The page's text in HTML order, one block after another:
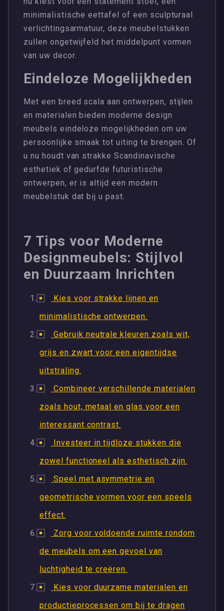
minimalistische eettafel of een sculpturaal
verlichtingsarmatuur, deze meubelstukken
zullen ongetwijfeld het middelpunt vormen
van uw decor.
Eindeloze Mogelijkheden
Met een breed scala aan ontwerpen, stijlen
en materialen bieden moderne design
meubels eindeloze mogelijkheden om uw
persoonlijke smaak tot uiting te brengen. Of
u nu houdt van strakke Scandinavische
esthetiek of gedurfde futuristische
ontwerpen, er is altijd een modern
meubelstuk dat bij u past.
7 Tips voor Moderne
Designmeubels: Stijlvol
en Duurzaam Inrichten
Kies voor strakke lijnen en
minimalistische ontwerpen.
Gebruik neutrale kleuren zoals wit,
grijs en zwart voor een eigentijdse
uitstraling.
Combineer verschillende materialen
zoals hout, metaal en glas voor een
interessant contrast.
Investeer in tijdloze stukken die
zowel functioneel als esthetisch zijn.
Speel met asymmetrie en
geometrische vormen voor een speels
effect.
Zorg voor voldoende ruimte rondom
de meubels om een gevoel van
luchtigheid te creëren.
Kies voor duurzame materialen en
productieprocessen om bij te dragen